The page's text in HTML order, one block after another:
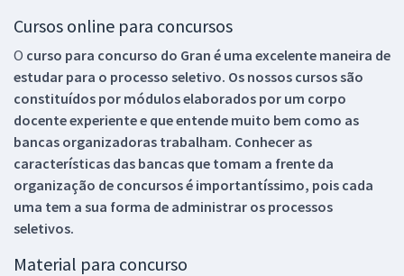
Cursos online para concursos
O curso para concurso do Gran é uma excelente maneira de
estudar para o processo seletivo. Os nossos cursos são
constituídos por módulos elaborados por um corpo
docente experiente e que entende muito bem como as
bancas organizadoras trabalham. Conhecer as
características das bancas que tomam a frente da
organização de concursos é importantíssimo, pois cada
uma tem a sua forma de administrar os processos
seletivos.
Material para concurso